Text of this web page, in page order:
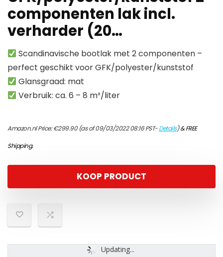
componenten lak incl.
verharder (20…
Scandinavische bootlak met 2 componenten –
perfect geschikt voor GFK/polyester/kunststof
Glansgraad: mat
Verbruik: ca. 6 – 8 m²/liter
Amazon.nl Price:€299.90(as of 09/03/2022 08:16 PST-Details)&FREE
Shipping.
KOOP PRODUCT
Updating...